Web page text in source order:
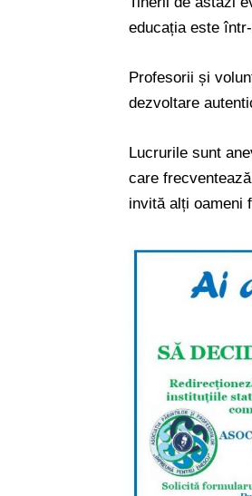
educația este
Profesorii și
dezvoltare
Lucrurile sunt
care
invită alți oameni